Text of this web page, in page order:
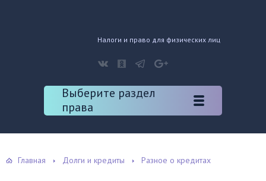
Налоги и право для физических лиц
Выберите раздел
права
Главная Долги и кредиты Разное о кредитах